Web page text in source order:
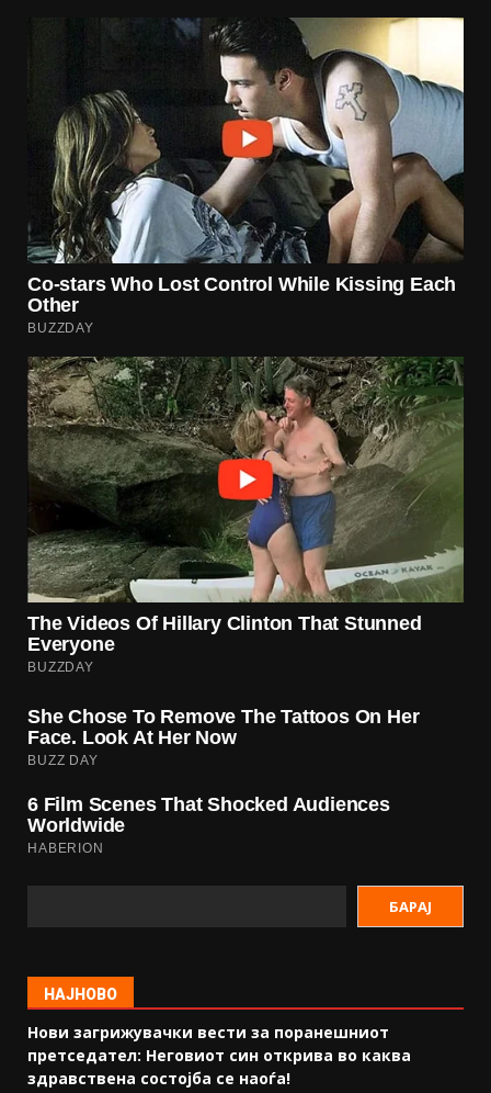
БАРАЈ
НАЈНОВО
Нови загрижувачки вести за поранешниот
претседател: Неговиот син открива во каква
здравствена состојба се наоѓа!